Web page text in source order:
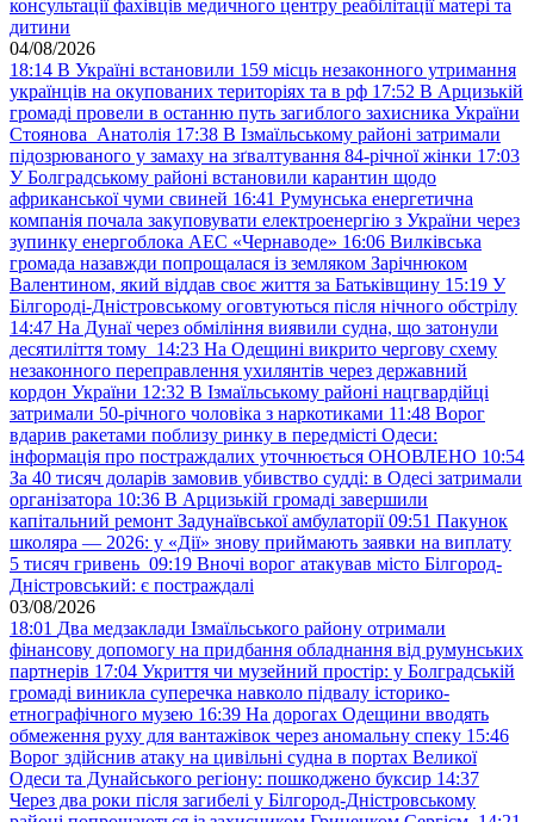
консультації фахівців медичного центру реабілітації матері та
дитини
04/08/2026
18:14 В Україні встановили 159 місць незаконного утримання
українців на окупованих територіях та в рф 17:52 В Арцизькій
громаді провели в останню путь загиблого захисника України
Стоянова Анатолія 17:38 В Ізмаїльському районі затримали
підозрюваного у замаху на зґвалтування 84-річної жінки 17:03
У Болградському районі встановили карантин щодо
африканської чуми свиней 16:41 Румунська енергетична
компанія почала закуповувати електроенергію з України через
зупинку енергоблока АЕС «Чернаводе» 16:06 Вилківська
громада назавжди попрощалася із земляком Зарічнюком
Валентином, який віддав своє життя за Батьківщину 15:19 У
Білгороді-Дністровському оговтуються після нічного обстрілу
14:47 На Дунаї через обміління виявили судна, що затонули
десятиліття тому 14:23 На Одещині викрито чергову схему
незаконного переправлення ухилянтів через державний
кордон України 12:32 В Ізмаїльському районі нацгвардійці
затримали 50-річного чоловіка з наркотиками 11:48 Ворог
вдарив ракетами поблизу ринку в передмісті Одеси:
інформація про постраждалих уточнюється ОНОВЛЕНО 10:54
За 40 тисяч доларів замовив убивство судді: в Одесі затримали
організатора 10:36 В Арцизькій громаді завершили
капітальний ремонт Задунаївської амбулаторії 09:51 Пакунок
школяра — 2026: у «Дії» знову приймають заявки на виплату
5 тисяч гривень 09:19 Вночі ворог атакував місто Білгород-
Дністровський: є постраждалі
03/08/2026
18:01 Два медзаклади Ізмаїльського району отримали
фінансову допомогу на придбання обладнання від румунських
партнерів 17:04 Укриття чи музейний простір: у Болградській
громаді виникла суперечка навколо підвалу історико-
етнографічного музею 16:39 На дорогах Одещини вводять
обмеження руху для вантажівок через аномальну спеку 15:46
Ворог здійснив атаку на цивільні судна в портах Великої
Одеси та Дунайського регіону: пошкоджено буксир 14:37
Через два роки після загибелі у Білгород-Дністровському